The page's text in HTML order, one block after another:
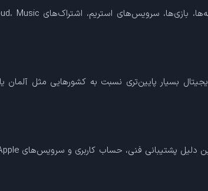
بسیار پایین‌تری نسبت به کشورهایی مثل آلمان یا